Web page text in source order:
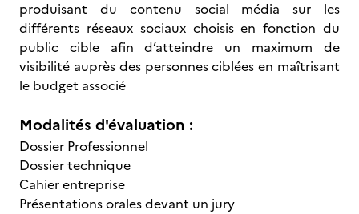
produisant du contenu social média sur les
différents réseaux sociaux choisis en fonction du
public cible afin d’atteindre un maximum de
visibilité auprès des personnes ciblées en maîtrisant
le budget associé
Modalités d'évaluation :
Dossier Professionnel
Dossier technique
Cahier entreprise
Présentations orales devant un jury